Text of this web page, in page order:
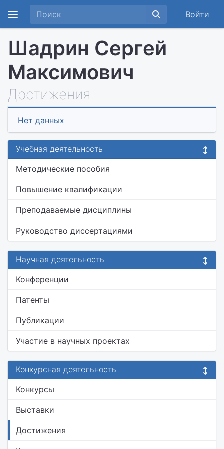
Войти
Шадрин Сергей
Максимович
Достижения
Нет данных
Учебная деятельность
Методические пособия
Повышение квалификации
Преподаваемые дисциплины
Руководство диссертациями
Научная деятельность
Конференции
Патенты
Публикации
Участие в научных проектах
Конкурсная деятельность
Конкурсы
Выставки
Достижения